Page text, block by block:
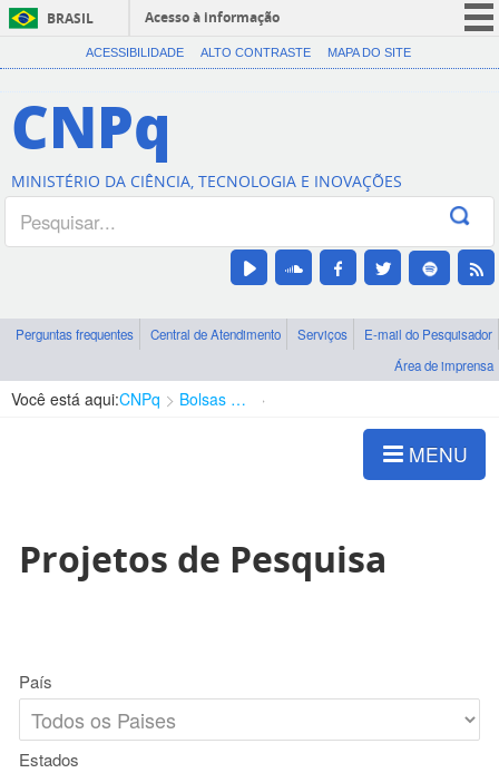
BRASIL
Acesso à informação
CORONAVÍRUS (COVID-19)
Canais
ACESSIBILIDADE ALTO CONTRASTE MAPA DO SITE
CNPq
MINISTÉRIO DA CIÊNCIA, TECNOLOGIA E INOVAÇÕES
Perguntas frequentes Central de Atendimento Serviços
E-mail do Pesquisador
Área de imprensa
Você está aqui:CNPq Bolsas e Auxílios Vigentes
MENU
Projetos de Pesquisa
País
Estados